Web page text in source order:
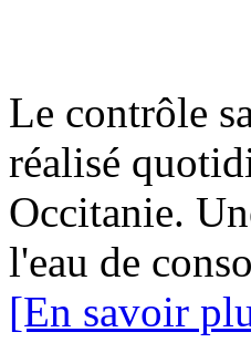
Le contrôle
réalisé
Occitanie.
l'eau de
[En savoir